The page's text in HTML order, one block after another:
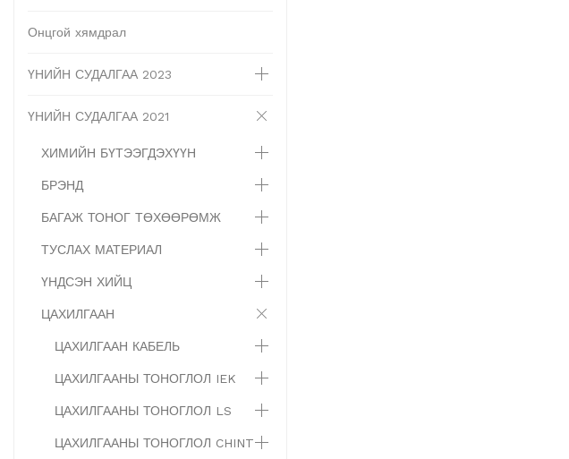
Онцгой хямдрал
ҮНИЙН СУДАЛГАА 2023
ҮНИЙН СУДАЛГАА 2021
ХИМИЙН БҮТЭЭГДЭХҮҮН
БРЭНД
БАГАЖ ТОНОГ ТӨХӨӨРӨМЖ
ТУСЛАХ МАТЕРИАЛ
ҮНДСЭН ХИЙЦ
ЦАХИЛГААН
ЦАХИЛГААН КАБЕЛЬ
ЦАХИЛГААНЫ ТОНОГЛОЛ IEK
ЦАХИЛГААНЫ ТОНОГЛОЛ LS
ЦАХИЛГААНЫ ТОНОГЛОЛ CHINT